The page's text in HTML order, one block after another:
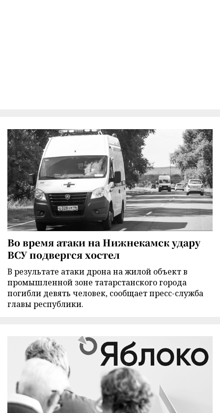
Во время атаки на Нижнекамск удару
ВСУ подвергся хостел
В результате атаки дрона на жилой объект в
промышленной зоне татарстанского города
погибли девять человек, сообщает пресс-служба
главы республики.